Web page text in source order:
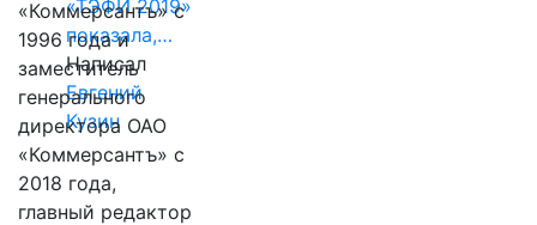
«ТЭФИ 2019»
показала,…
Написал
Евгений
Кузин
«Коммерсантъ» с
1996 года и
заместитель
генерального
директора ОАО
«Коммерсантъ» с
2018 года,
главный редактор